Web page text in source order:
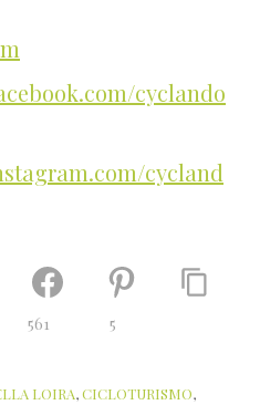
cyclando
cycland
561 5
LOIRA,CICLOTURISMO,